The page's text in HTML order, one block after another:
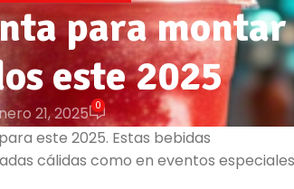
para
este 2025
21, 2025 0
este 2025. Estas bebidas
cálidas como en eventos